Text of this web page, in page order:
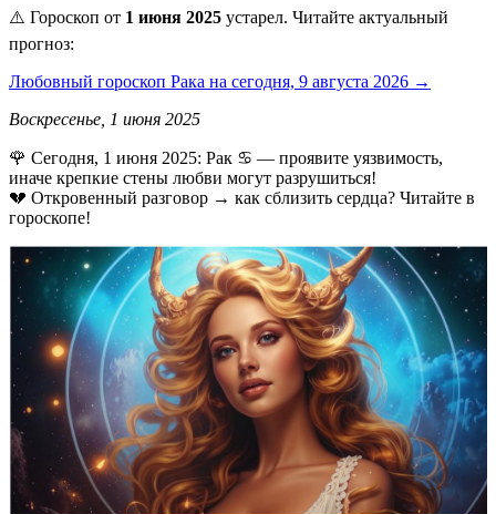
⚠️ Гороскоп от 1 июня 2025 устарел. Читайте актуальный
прогноз:
Любовный гороскоп Рака на сегодня, 9 августа 2026 →
Воскресенье, 1 июня 2025
🌹 Сегодня, 1 июня 2025: Рак ♋ — проявите уязвимость,
иначе крепкие стены любви могут разрушиться!
💔 Откровенный разговор → как сблизить сердца? Читайте в
гороскопе!